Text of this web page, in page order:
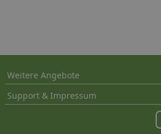
Weitere Angebote
Support & Impressum